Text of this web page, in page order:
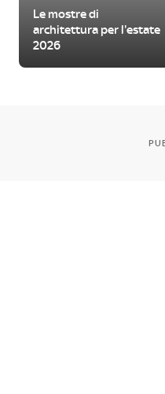
Le mostre di
architettura per l'estate
2026